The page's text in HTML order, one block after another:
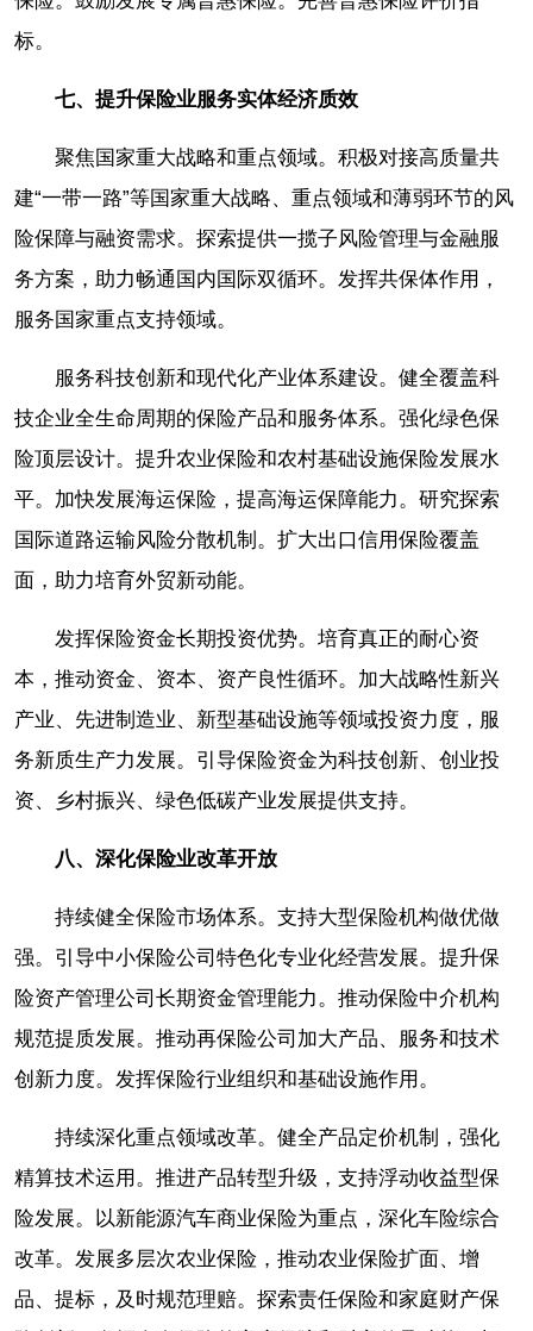
标。
七、提升保险业服务实体经济质效
聚焦国家重大战略和重点领域。积极对接高质量共
建“一带一路”等国家重大战略、重点领域和薄弱环节的风
险保障与融资需求。探索提供一揽子风险管理与金融服
务方案，助力畅通国内国际双循环。发挥共保体作用，
服务国家重点支持领域。
服务科技创新和现代化产业体系建设。健全覆盖科
技企业全生命周期的保险产品和服务体系。强化绿色保
险顶层设计。提升农业保险和农村基础设施保险发展水
平。加快发展海运保险，提高海运保障能力。研究探索
国际道路运输风险分散机制。扩大出口信用保险覆盖
面，助力培育外贸新动能。
发挥保险资金长期投资优势。培育真正的耐心资
本，推动资金、资本、资产良性循环。加大战略性新兴
产业、先进制造业、新型基础设施等领域投资力度，服
务新质生产力发展。引导保险资金为科技创新、创业投
资、乡村振兴、绿色低碳产业发展提供支持。
八、深化保险业改革开放
持续健全保险市场体系。支持大型保险机构做优做
强。引导中小保险公司特色化专业化经营发展。提升保
险资产管理公司长期资金管理能力。推动保险中介机构
规范提质发展。推动再保险公司加大产品、服务和技术
创新力度。发挥保险行业组织和基础设施作用。
持续深化重点领域改革。健全产品定价机制，强化
精算技术运用。推进产品转型升级，支持浮动收益型保
险发展。以新能源汽车商业保险为重点，深化车险综合
改革。发展多层次农业保险，推动农业保险扩面、增
品、提标，及时规范理赔。探索责任保险和家庭财产保